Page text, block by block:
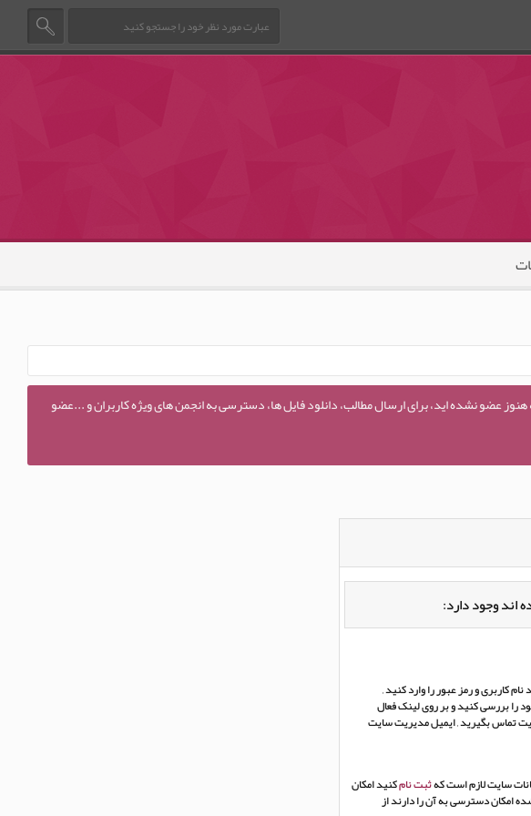
عضو نشده اید، برای ارسال مطالب، دانلود فایل ها، دسترسی به انجمن های ویژه کاربران و ...عضو
اند وجود دارد:
کاربری و رمز عبور را وارد کنید ,
را بررسی کنید و بر روی لینک فعال
تماس بگیرید , ایمیل مدیریت سایت
سایت لازم است کهثبت نامکنید امکان
امکان دسترسی به آن را دارند از